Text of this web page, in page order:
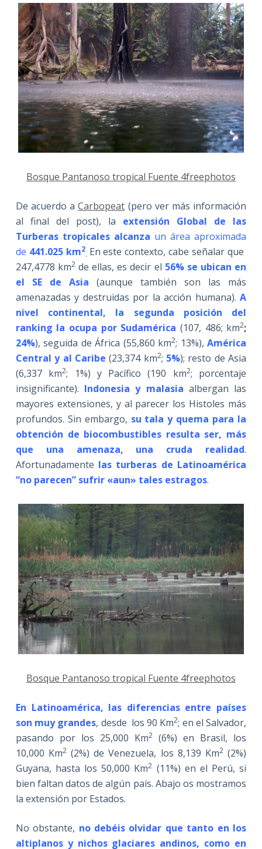
Bosque Pantanoso tropical Fuente 4freephotos
De acuerdo aCarbopeat (pero ver más información
al final del post), la
extensión Global de las
Turberas tropicales alcanza un área aproximada
de 441.025 km2
. En este contexto, cabe señalar que
247,4778 km2 de ellas, es decir el 56% se ubican en
el SE de Asia (aunque también son las más
amenazadas y destruidas por la acción humana).A
nivel continental, la segunda posición del
ranking la ocupa por Sudamérica (107, 486; km2;
24%), seguida de África (55,860 km2; 13%), América
Central y al Caribe (23,374 km2; 5%); resto de Asia
(6,337 km2; 1%) y Pacífico (190 km2; porcentaje
insignificante). Indonesia y malasia albergan las
mayores extensiones, y al parecer los Histoles más
profundos. Sin embargo, su tala y quema para la
obtención de biocombustibles resulta ser, más
que una amenaza, una cruda realidad.
Afortunadamente las turberas de Latinoamérica
“no parecen” sufrir «aun» tales estragos.
Bosque Pantanoso tropical Fuente 4freephotos
En Latinoamérica, las diferencias entre países
son muy grandes, desde los 90 Km2; en el Salvador,
pasando por los 25,000 Km2 (6%) en Brasil, los
10,000 Km2 (2%) de Venezuela, los 8,139 Km2(2%)
Guyana, hasta los 50,000 Km2 (11%) en el Perú, si
bien faltan datos de algún país. Abajo os mostramos
la extensión por Estados.
No obstante, no debéis olvidar que tanto en los
altiplanos y nichos glaciares andinos, como en